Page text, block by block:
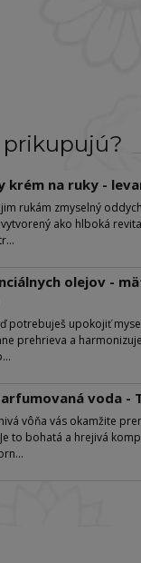
prikupujú?
na ruky -
rukám zmyselný
vytvorený ako hlboká
olejov -
potrebuješ upokojiť
prehrieva a
voda -
vôňa vás okamžite
to bohatá a hrejivá